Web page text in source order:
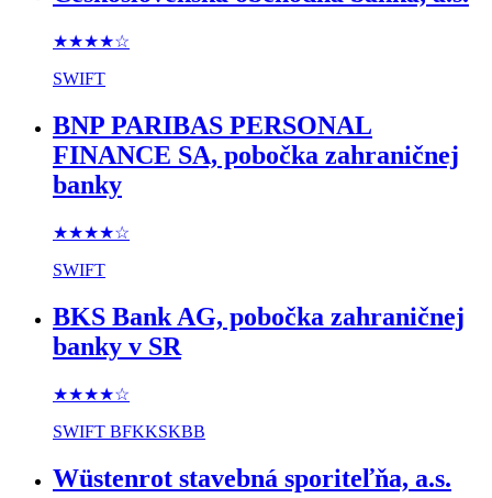
★★★★☆
SWIFT
BNP PARIBAS PERSONAL
FINANCE SA, pobočka zahraničnej
banky
★★★★☆
SWIFT
BKS Bank AG, pobočka zahraničnej
banky v SR
★★★★☆
SWIFT BFKKSKBB
Wüstenrot stavebná sporiteľňa, a.s.